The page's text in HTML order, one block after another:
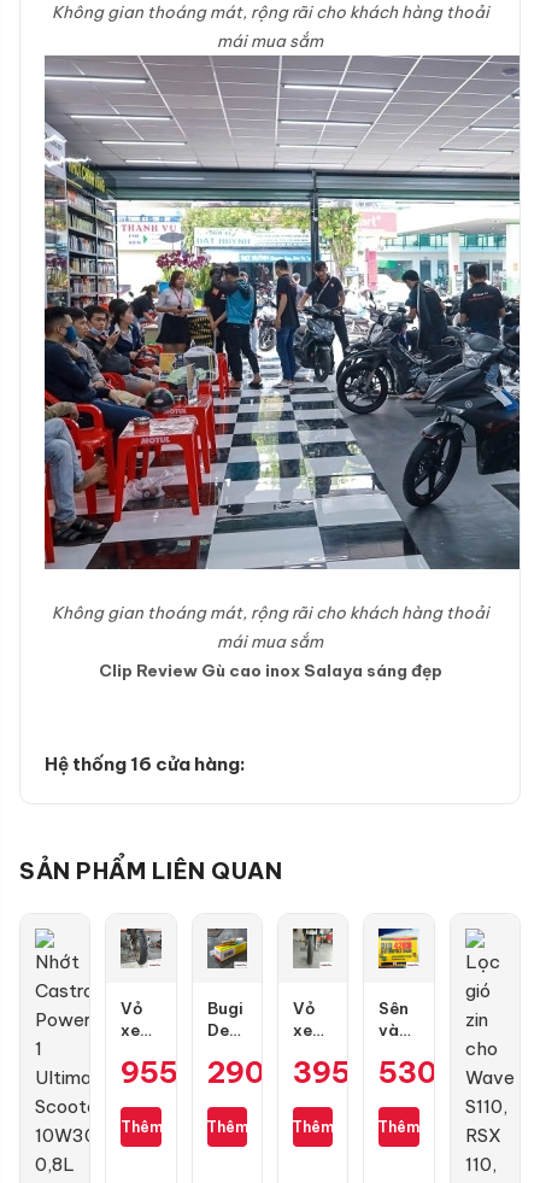
Không gian thoáng mát, rộng rãi cho khách hàng thoải
mái mua sắm
Không gian thoáng mát, rộng rãi cho khách hàng thoải
mái mua sắm
Clip Review Gù cao inox Salaya sáng đẹp
Hệ thống 16 cửa hàng:
SẢN PHẨM LIÊN QUAN
Vỏ
xe
GT601
110/70-
17
955.000₫
Thêm
Bugi
Denso
Air
PCX,
Lead,
290.000₫
Thêm
Vỏ
xe
70/90-
gai
kim
395.000₫
Thêm
Sên
vàng
9 ly
(chính
hãng)
530.000
Thêm